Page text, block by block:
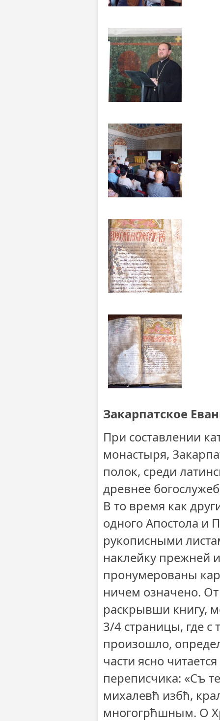
Закарпатское
При составлении
монастыря,
полок, среди
древнее
В то время как
одного Апостола и
рукописными
наклейку прежней
пронумерованы
ничем означено. От
раскрывши книгу,
3/4 страницы, где с
произошло,
части ясно
переписчика: «Съ
михалевħ избħ,
многогрħшным. О